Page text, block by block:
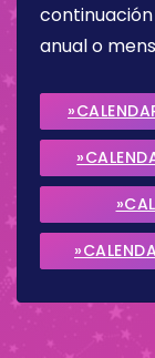
anual o